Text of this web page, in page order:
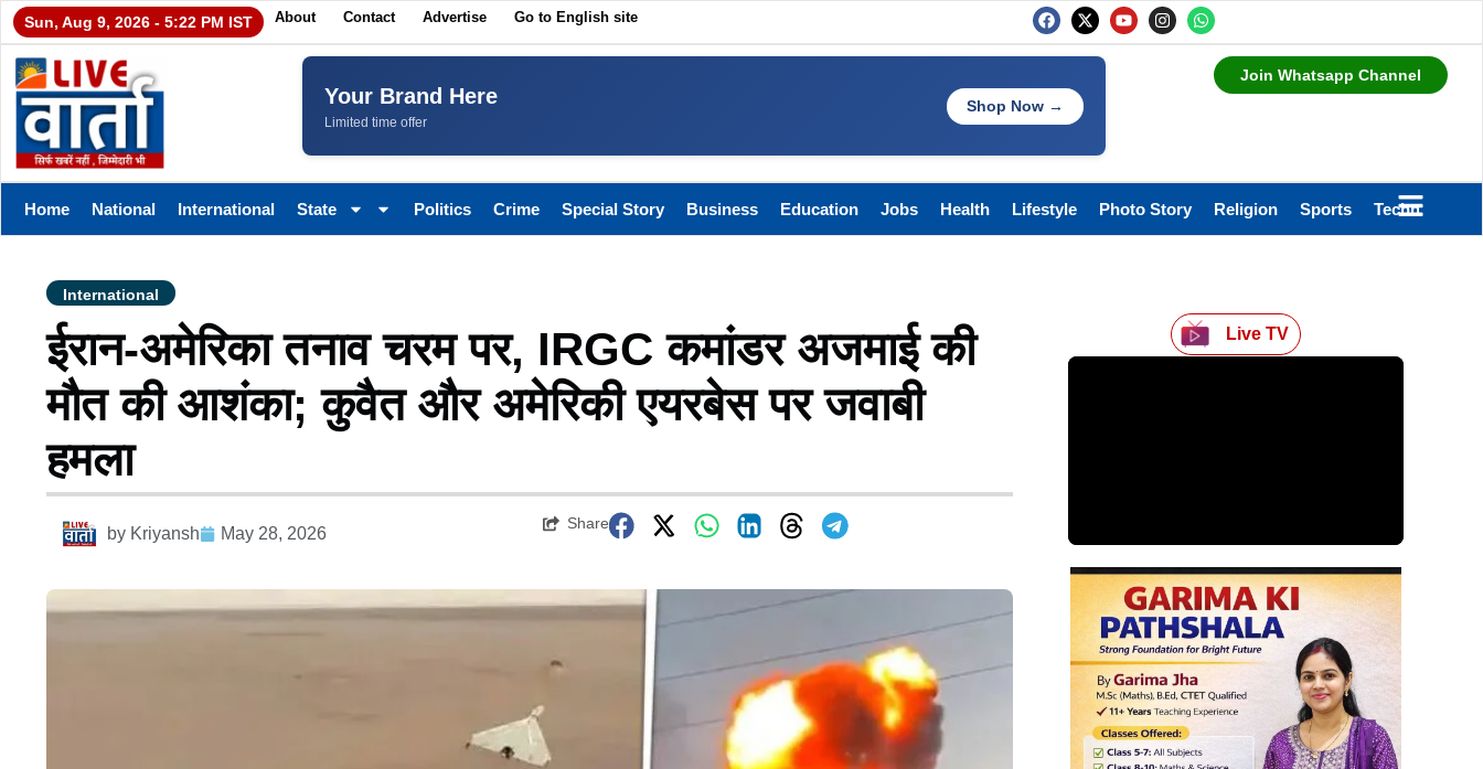
Sun, Aug 9, 2026 - 5:22 PM IST About Contact Advertise Go to English site
Your Brand Here
Limited time offer
Shop Now →
Join Whatsapp Channel
Home National International State Politics Crime Special Story Business Education Jobs Health Lifestyle Photo Story Religion Sports Technology
International
ईरान-अमेरिका तनाव चरम पर, IRGC कमांडर अजमाई की
मौत की आशंका; कुवैत और अमेरिकी एयरबेस पर जवाबी
हमला
by Kriyansh May 28, 2026
Share
Live TV